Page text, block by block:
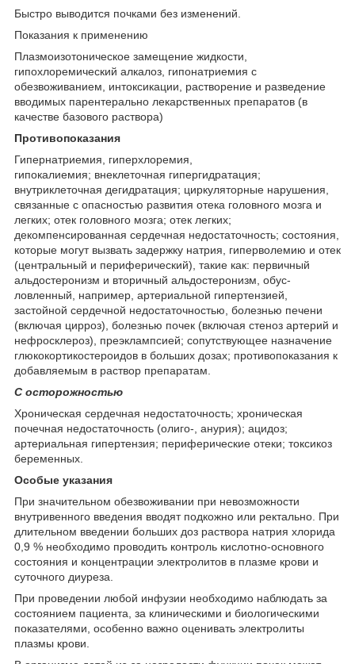
Быстро выводится почками без изменений.
Показания к применению
Плазмоизотоническое замещение жидкости,
гипохлоремический алкалоз, гипонатриемия с
обезвоживанием, интоксикации, растворение и разведение
вводимых парентерально лекарственных препаратов (в
качестве базового раствора)
Противопоказания
Гипернатриемия, гиперхлоремия,
гипокалиемия; внеклеточная гипергидратация;
внутриклеточная дегидратация; циркуляторные нарушения,
связанные с опасностью развития отека головного мозга и
легких; отек головного мозга; отек легких;
декомпенсированная сердечная недостаточность; состояния,
которые могут вызвать задержку натрия, гиперволемию и отек
(центральный и периферический), такие как: первичный
альдостеронизм и вторичный альдостеронизм, обус-
ловленный, например, артериальной гипертензией,
застойной сердечной недостаточностью, болезнью печени
(включая цирроз), болезнью почек (включая стеноз артерий и
нефросклероз), преэклампсией; сопутствующее назначение
глюкокортикостероидов в больших дозах; противопоказания к
добавляемым в раствор препаратам.
С осторожностью
Хроническая сердечная недостаточность; хроническая
почечная недостаточность (олиго-, анурия); ацидоз;
артериальная гипертензия; периферические отеки; токсикоз
беременных.
Особые указания
При значительном обезвоживании при невозможности
внутривенного введения вводят подкожно или ректально. При
длительном введении больших доз раствора натрия хлорида
0,9 % необходимо проводить контроль кислотно-основного
состояния и концентрации электролитов в плазме крови и
суточного диуреза.
При проведении любой инфузии необходимо наблюдать за
состоянием пациента, за клиническими и биологическими
показателями, особенно важно оценивать электролиты
плазмы крови.